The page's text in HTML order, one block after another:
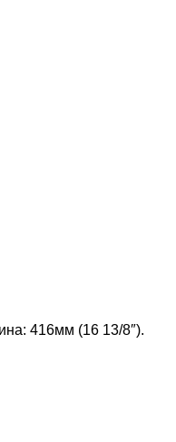
416мм (16 13/8″).